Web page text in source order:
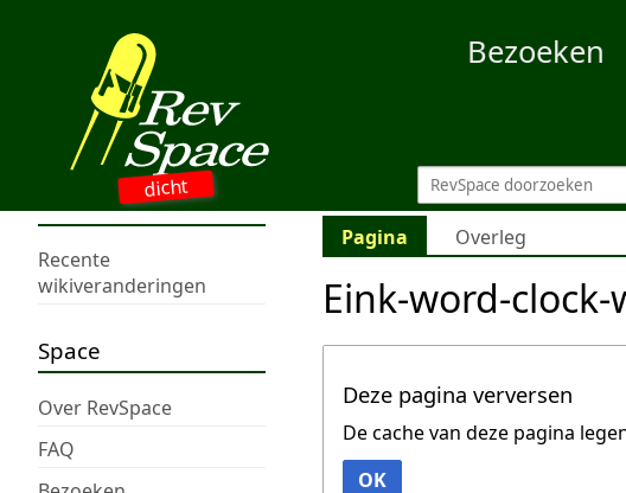
dicht
Bezoeken
Recente
wikiveranderingen
Space
Over RevSpace
FAQ
Pagina Overleg
Eink-word-clock-
Deze pagina verversen
De cache van deze pagina
OK